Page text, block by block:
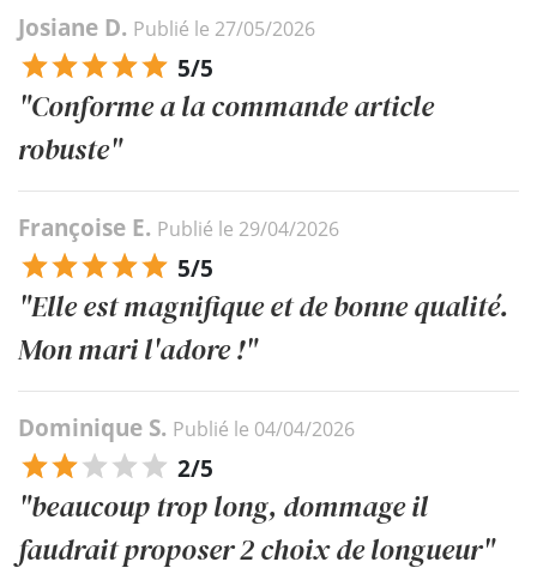
Josiane D. Publié le 27/05/2026
5/5
"Conforme a la commande article
robuste"
Françoise E. Publié le 29/04/2026
5/5
"Elle est magnifique et de bonne qualité.
Mon mari l'adore !"
Dominique S. Publié le 04/04/2026
2/5
"beaucoup trop long, dommage il
faudrait proposer 2 choix de longueur"